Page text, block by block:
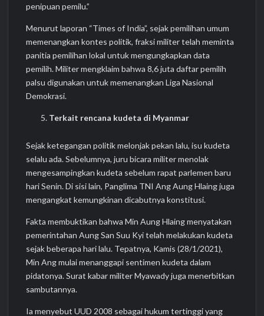
penipuan pemilu.”
Menurut laporan “Times of India”, sejak pemilihan umum
memenangkan kontes politik, fraksi militer telah meminta
panitia pemilihan lokal untuk mengungkapkan data
pemilih. Militer mengklaim bahwa 8,6 juta daftar pemilih
palsu digunakan untuk memenangkan Liga Nasional
Demokrasi.
Terkait rencana kudeta di Myanmar
Sejak ketegangan politik melonjak pekan lalu, isu kudeta
selalu ada. Sebelumnya, juru bicara militer menolak
mengesampingkan kudeta sebelum rapat parlemen baru
hari Senin. Di sisi lain, Panglima TNI Ang Aung Hlaing juga
mengangkat kemungkinan dicabutnya konstitusi.
Fakta membuktikan bahwa Min Aung Hlaing menyatakan
pemerintahan Aung San Suu Kyi telah melakukan kudeta
sejak beberapa hari lalu. Tepatnya, Kamis (28/1/2021),
Min Ang mulai menanggapi sentimen kudeta dalam
pidatonya. Surat kabar militer Myawady juga menerbitkan
sambutannya.
Ia menyebut UUD 2008 sebagai hukum tertinggi yang